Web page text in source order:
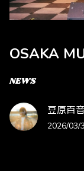
OSAKA
NEWS
豆原百
2026/03/